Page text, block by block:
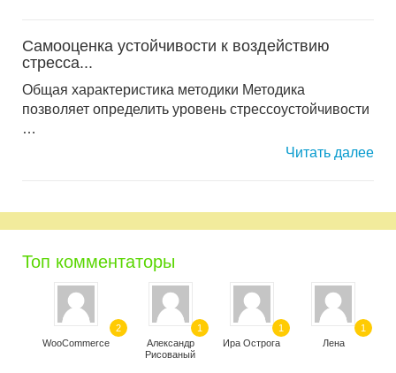
Самооценка устойчивости к воздействию
стресса...
Общая характеристика методики Методика
позволяет определить уровень стрессоустойчивости
…
Читать далее
Топ комментаторы
WooCommerce
2
Александр
Рисованый
1
Ира Острога
1
Лена
1